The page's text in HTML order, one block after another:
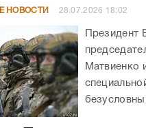
НОВОСТИ 28.07.2026 18:02
Президент
Матвиенко